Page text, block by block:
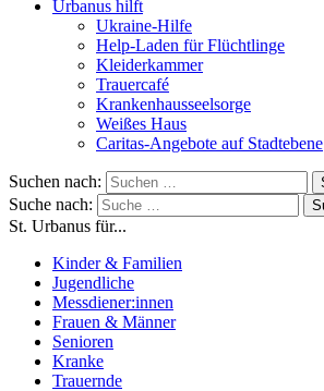
Urbanus hilft
Ukraine-Hilfe
Help-Laden für Flüchtlinge
Kleiderkammer
Trauercafé
Krankenhausseelsorge
Weißes Haus
Caritas-Angebote auf Stadtebene
Suchen nach:
Suche nach:
St. Urbanus für...
Kinder & Familien
Jugendliche
Messdiener:innen
Frauen & Männer
Senioren
Kranke
Trauernde